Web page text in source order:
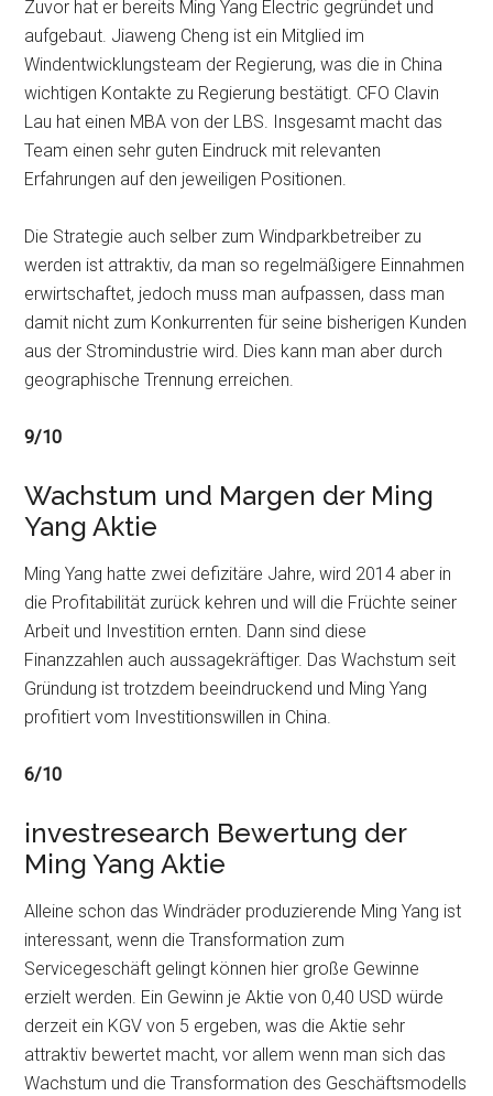
Zuvor hat er bereits Ming Yang Electric gegründet und
aufgebaut. Jiaweng Cheng ist ein Mitglied im
Windentwicklungsteam der Regierung, was die in China
wichtigen Kontakte zu Regierung bestätigt. CFO Clavin
Lau hat einen MBA von der LBS. Insgesamt macht das
Team einen sehr guten Eindruck mit relevanten
Erfahrungen auf den jeweiligen Positionen.
Die Strategie auch selber zum Windparkbetreiber zu
werden ist attraktiv, da man so regelmäßigere Einnahmen
erwirtschaftet, jedoch muss man aufpassen, dass man
damit nicht zum Konkurrenten für seine bisherigen Kunden
aus der Stromindustrie wird. Dies kann man aber durch
geographische Trennung erreichen.
9/10
Wachstum und Margen der Ming
Yang Aktie
Ming Yang hatte zwei defizitäre Jahre, wird 2014 aber in
die Profitabilität zurück kehren und will die Früchte seiner
Arbeit und Investition ernten. Dann sind diese
Finanzzahlen auch aussagekräftiger. Das Wachstum seit
Gründung ist trotzdem beeindruckend und Ming Yang
profitiert vom Investitionswillen in China.
6/10
investresearch Bewertung der
Ming Yang Aktie
Alleine schon das Windräder produzierende Ming Yang ist
interessant, wenn die Transformation zum
Servicegeschäft gelingt können hier große Gewinne
erzielt werden. Ein Gewinn je Aktie von 0,40 USD würde
derzeit ein KGV von 5 ergeben, was die Aktie sehr
attraktiv bewertet macht, vor allem wenn man sich das
Wachstum und die Transformation des Geschäftsmodells